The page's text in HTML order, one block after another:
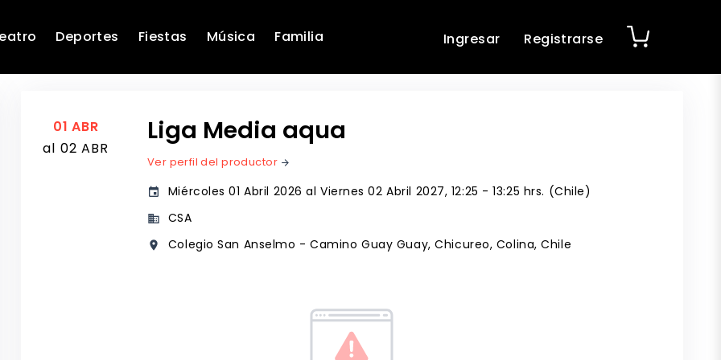
Deportes Fiestas Música Familia Ingresar Registrarse
01 ABR
al 02 ABR
Liga Media aqua
Ver perfil del productor arrow_forward
event Miércoles 01 Abril 2026 al Viernes 02 Abril 2027, 12:25 - 13:25 hrs. (Chile)
business CSA
place Colegio San Anselmo - Camino Guay Guay, Chicureo, Colina, Chile